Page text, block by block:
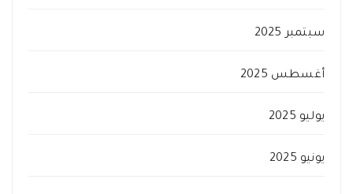
سبتمبر 2025
أغسطس 2025
يوليو 2025
يونيو 2025